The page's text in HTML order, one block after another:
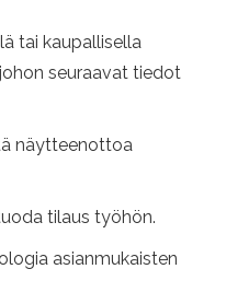
tai kaupallisella
seuraavat tiedot
näytteenottoa
tilaus työhön.
asianmukaisten